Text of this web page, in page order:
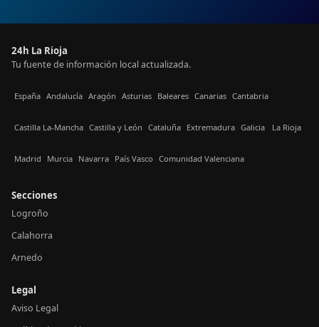
24h La Rioja
Tu fuente de información local actualizada.
España Andalucía Aragón Asturias Baleares Canarias Cantabria
Castilla La-Mancha Castilla y León Cataluña Extremadura Galicia La Rioja
Madrid Murcia Navarra País Vasco Comunidad Valenciana
Secciones
Logroño
Calahorra
Arnedo
Legal
Aviso Legal